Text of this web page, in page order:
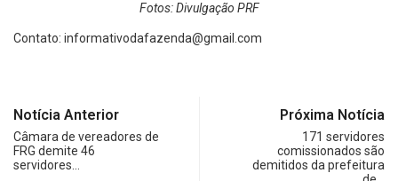
Fotos: Divulgação PRF
Contato: informativodafazenda@gmail.com
Notícia Anterior
Câmara de vereadores de
FRG demite 46
servidores…
Próxima Notícia
171 servidores
comissionados são
demitidos da prefeitura